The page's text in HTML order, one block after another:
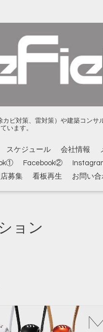
ビ対策、雷対策）や建築コンサ
います。
スケジュール 会社情報
Facebook②
募集 看板再生 お問い
ョン